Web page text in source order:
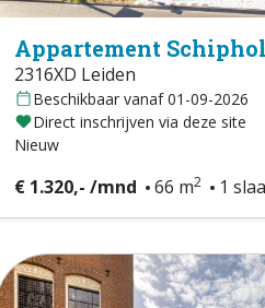
Appartement
2316XD Leiden
Beschikbaar vanaf 01-09-2026
Direct inschrijven via deze site
Nieuw
€ 1.320,- /mnd 66 m2 1